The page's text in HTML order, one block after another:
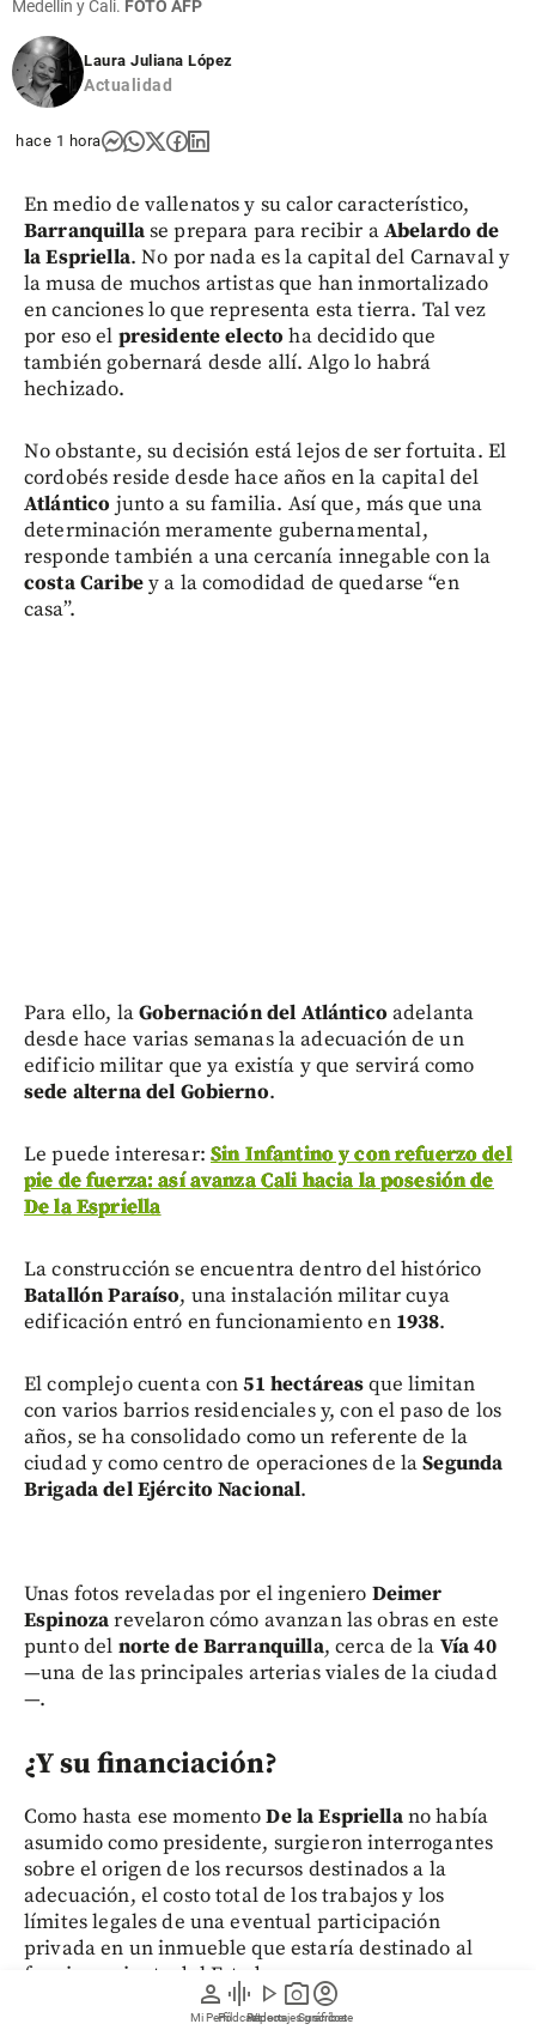
person
Mi Perfil
graphic_eq
Pódcast
play_arrow
Videos
photo_camera
Reportajes gráficos
account_circle
Suscríbete
Medellín y Cali. FOTO AFP
Laura Juliana López
Actualidad
hace 1 hora
En medio de vallenatos y su calor característico,
Barranquillase prepara para recibir aAbelardo de
la Espriella. No por nada es la capital del Carnaval y
la musa de muchos artistas que han inmortalizado
en canciones lo que representa esta tierra. Tal vez
por eso el presidente electo ha decidido que
también gobernará desde allí. Algo lo habrá
hechizado.
No obstante, su decisión está lejos de ser fortuita. El
cordobés reside desde hace años en la capital del
Atlántico junto a su familia. Así que, más que una
determinación meramente gubernamental,
responde también a una cercanía innegable con la
costa Caribey a la comodidad de quedarse “en
casa”.
Para ello, laGobernación del Atlántico adelanta
desde hace varias semanas la adecuación de un
edificio militar que ya existía y que servirá como
sede alterna del Gobierno.
Le puede interesar: Sin Infantino y con refuerzo del
pie de fuerza: así avanza Cali hacia la posesión de
De la Espriella
La construcción se encuentra dentro del histórico
Batallón Paraíso, una instalación militar cuya
edificación entró en funcionamiento en 1938.
El complejo cuenta con51 hectáreasque limitan
con varios barrios residenciales y, con el paso de los
años, se ha consolidado como un referente de la
ciudad y como centro de operaciones de laSegunda
Brigada del Ejército Nacional.
Unas fotos reveladas por el ingeniero Deimer
Espinozarevelaron cómo avanzan las obras en este
punto del norte de Barranquilla, cerca de la Vía 40
—una de las principales arterias viales de la ciudad
—.
¿Y su financiación?
Como hasta ese momentoDe la Espriellano había
asumido como presidente, surgieron interrogantes
sobre el origen de los recursos destinados a la
adecuación, el costo total de los trabajos y los
límites legales de una eventual participación
privada en un inmueble que estaría destinado al
funcionamiento del Estado.